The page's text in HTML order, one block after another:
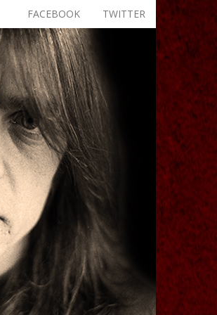
TWITTER
FACEBOOK